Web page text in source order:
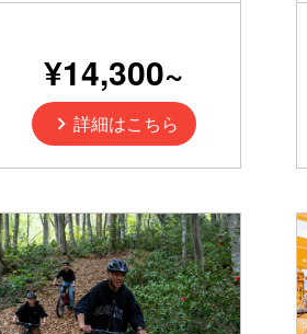
¥14,300~
詳細はこちら